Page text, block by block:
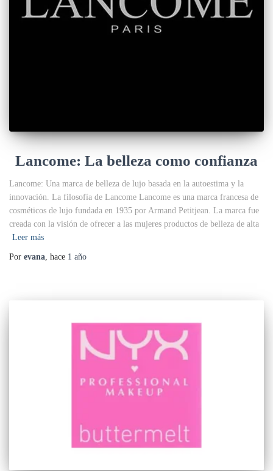
Lancome: La belleza como confianza
Lancome: Una marca de belleza de lujo basada en la autoestima y la
innovación. La filosofía de Lancome Lancome es una marca francesa de
cosméticos de lujo fundada en 1935 por Armand Petitjean. La marca fue
creada con la visión de ofrecer a las mujeres productos de belleza de alta
Leer más
Por evana, hace 1 año